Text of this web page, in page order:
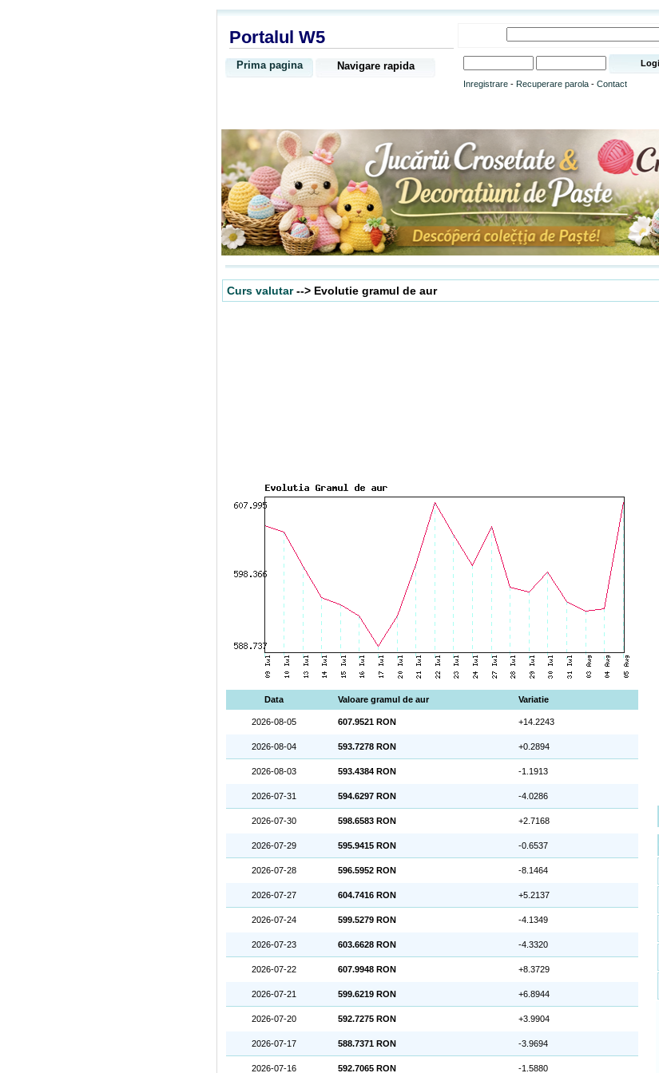
Portalul W5
Prima pagina Navigare rapida
Inregistrare - Recuperare parola - Contact
Curs valutar--> Evolutie gramul de aur
Data Valoare gramul de aur Variatie
2026-08-05 607.9521 RON +14.2243
2026-08-04 593.7278 RON +0.2894
2026-08-03 593.4384 RON -1.1913
2026-07-31 594.6297 RON -4.0286
2026-07-30 598.6583 RON +2.7168
2026-07-29 595.9415 RON -0.6537
2026-07-28 596.5952 RON -8.1464
2026-07-27 604.7416 RON +5.2137
2026-07-24 599.5279 RON -4.1349
2026-07-23 603.6628 RON -4.3320
2026-07-22 607.9948 RON +8.3729
2026-07-21 599.6219 RON +6.8944
2026-07-20 592.7275 RON +3.9904
2026-07-17 588.7371 RON -3.9694
2026-07-16 592.7065 RON -1.5880